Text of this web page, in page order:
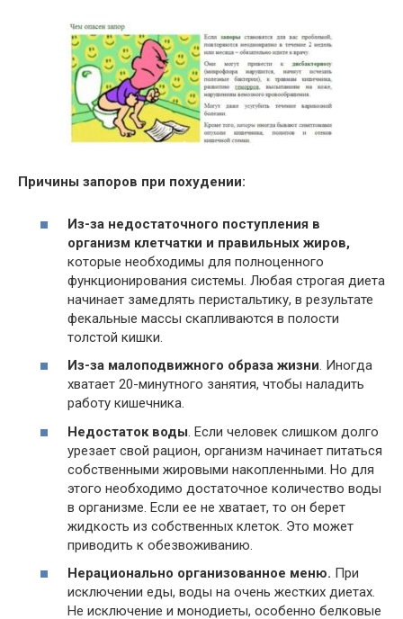
Причины запоров при похудении:
Из-за недостаточного поступления в
организм клетчатки и правильных жиров,
которые необходимы для полноценного
функционирования системы. Любая строгая диета
начинает замедлять перистальтику, в результате
фекальные массы скапливаются в полости
толстой кишки.
Из-за малоподвижного образа жизни. Иногда
хватает 20-минутного занятия, чтобы наладить
работу кишечника.
Недостаток воды. Если человек слишком долго
урезает свой рацион, организм начинает питаться
собственными жировыми накопленными. Но для
этого необходимо достаточное количество воды
в организме. Если ее не хватает, то он берет
жидкость из собственных клеток. Это может
приводить к обезвоживанию.
Нерационально организованное меню. При
исключении еды, воды на очень жестких диетах.
Не исключение и монодиеты, особенно белковые